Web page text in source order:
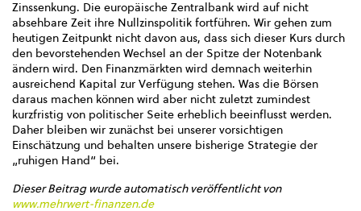
Zinssenkung. Die europäische Zentralbank wird auf nicht
absehbare Zeit ihre Nullzinspolitik fortführen. Wir gehen zum
heutigen Zeitpunkt nicht davon aus, dass sich dieser Kurs durch
den bevorstehenden Wechsel an der Spitze der Notenbank
ändern wird. Den Finanzmärkten wird demnach weiterhin
ausreichend Kapital zur Verfügung stehen. Was die Börsen
daraus machen können wird aber nicht zuletzt zumindest
kurzfristig von politischer Seite erheblich beeinflusst werden.
Daher bleiben wir zunächst bei unserer vorsichtigen
Einschätzung und behalten unsere bisherige Strategie der
„ruhigen Hand“ bei.
Dieser Beitrag wurde automatisch veröffentlicht von
www.mehrwert-finanzen.de